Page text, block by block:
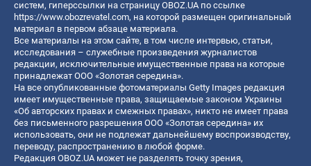
систем, гиперссылки на страницу OBOZ.UA по ссылке
https://www.obozrevatel.com, на которой размещен оригинальный
материал в первом абзаце материала.
Все материалы на этом сайте, в том числе интервью, статьи,
исследования – служебные произведения журналистов
редакции, исключительные имущественные права на которые
принадлежат ООО «Золотая середина».
На все опубликованные фотоматериалы Getty Images редакция
имеет имущественные права, защищаемые законом Украины
«Об авторских правах и смежных правах», никто не имеет права
без письменного разрешения ООО «Золотая середина» их
использовать, они не подлежат дальнейшему воспроизводству,
переводу, распространению в любой форме.
Редакция OBOZ.UA может не разделять точку зрения,